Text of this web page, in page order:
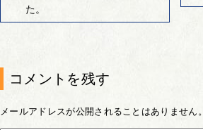
た。
コメントを残す
メールアドレスが公開されることはありません。